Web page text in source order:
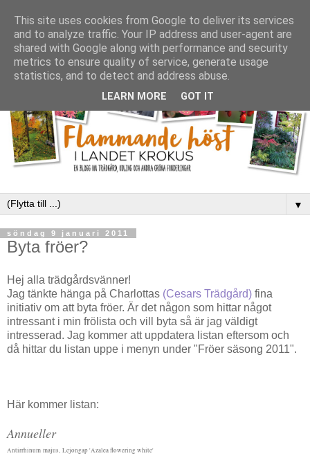
▼
söndag 9 januari 2011
Byta fröer?
Hej alla trädgårdsvänner!
Jag tänkte hänga på Charlottas (Cesars Trädgård) fina
initiativ om att byta fröer. Är det någon som hittar något
intressant i min frölista och vill byta så är jag väldigt
intresserad. Jag kommer att uppdatera listan eftersom och
då hittar du listan uppe i menyn under "Fröer säsong 2011".
Här kommer listan:
Annueller
Antirrhinum majus, Lejongap 'Azalea flowering white'
This site uses cookies from Google to deliver its services
and to analyze traffic. Your IP address and user-agent are
shared with Google along with performance and security
metrics to ensure quality of service, generate usage
statistics, and to detect and address abuse.
LEARN MORE GOT IT